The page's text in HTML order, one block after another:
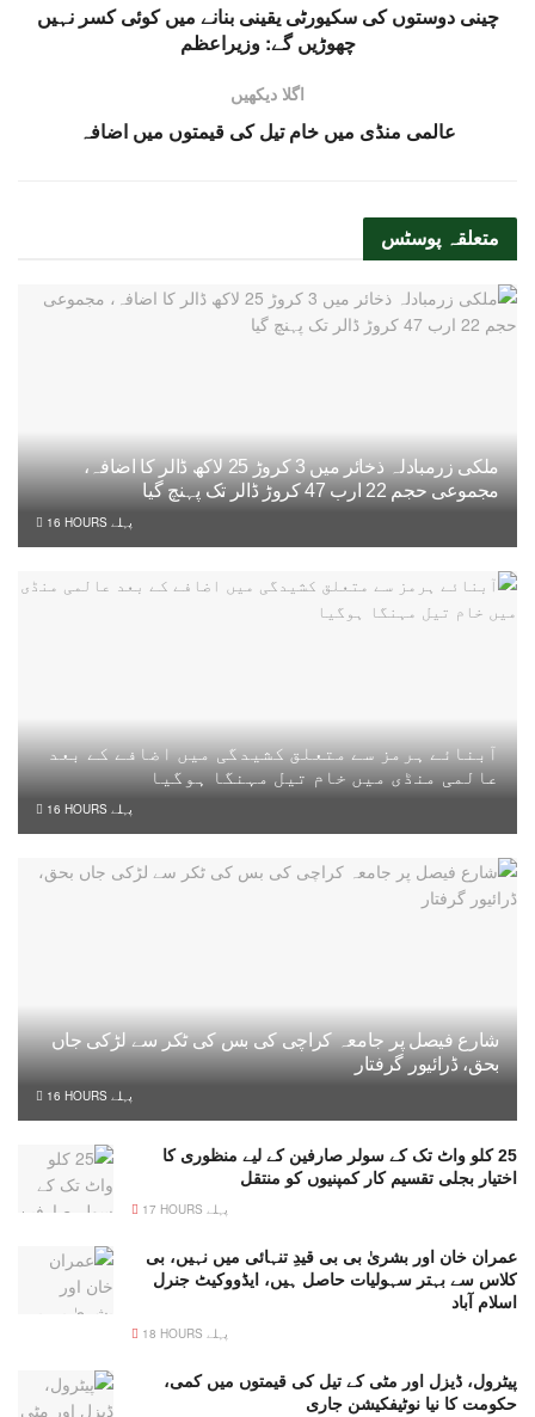
چینی دوستوں کی سکیورٹی یقینی بنانے میں کوئی کسر نہیں
چھوڑیں گے: وزیراعظم
اگلا دیکھیں
عالمی منڈی میں خام تیل کی قیمتوں میں اضافہ
متعلقہ پوسٹس
ملکی زرمبادلہ ذخائر میں 3 کروڑ 25 لاکھ ڈالر کا اضافہ،
مجموعی حجم 22 ارب 47 کروڑ ڈالر تک پہنچ گیا
16 HOURS پہلے
آبنائے ہرمز سے متعلق کشیدگی میں اضافے کے بعد
عالمی منڈی میں خام تیل مہنگا ہوگیا
16 HOURS پہلے
شارع فیصل پر جامعہ کراچی کی بس کی ٹکر سے لڑکی جاں
بحق، ڈرائیور گرفتار
16 HOURS پہلے
25 کلو واٹ تک کے سولر صارفین کے لیے منظوری کا
اختیار بجلی تقسیم کار کمپنیوں کو منتقل
17 HOURS پہلے
عمران خان اور بشریٰ بی بی قیدِ تنہائی میں نہیں، بی
کلاس سے بہتر سہولیات حاصل ہیں، ایڈووکیٹ جنرل
اسلام آباد
18 HOURS پہلے
پیٹرول، ڈیزل اور مٹی کے تیل کی قیمتوں میں کمی،
حکومت کا نیا نوٹیفکیشن جاری